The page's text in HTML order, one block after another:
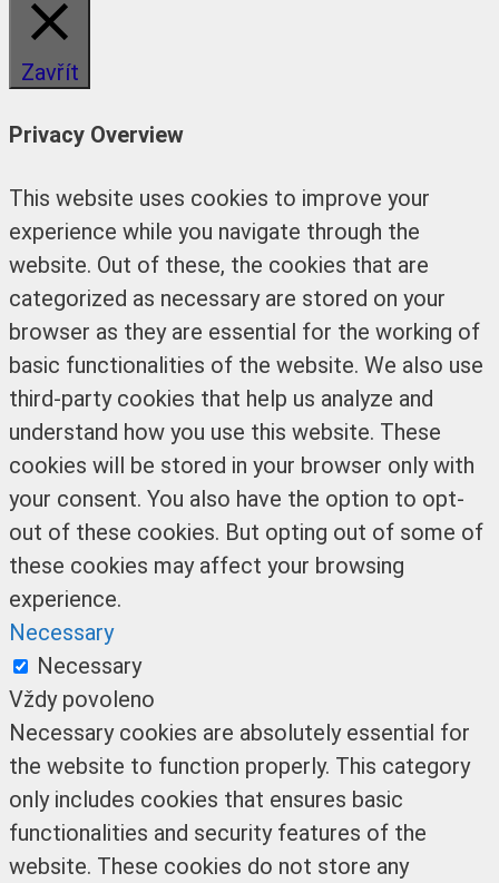
Zavřít
Privacy Overview
This website uses cookies to improve your
experience while you navigate through the
website. Out of these, the cookies that are
categorized as necessary are stored on your
browser as they are essential for the working of
basic functionalities of the website. We also use
third-party cookies that help us analyze and
understand how you use this website. These
cookies will be stored in your browser only with
your consent. You also have the option to opt-
out of these cookies. But opting out of some of
these cookies may affect your browsing
experience.
Necessary
Necessary
Vždy povoleno
Necessary cookies are absolutely essential for
the website to function properly. This category
only includes cookies that ensures basic
functionalities and security features of the
website. These cookies do not store any